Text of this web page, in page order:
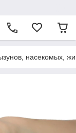
насекомых,